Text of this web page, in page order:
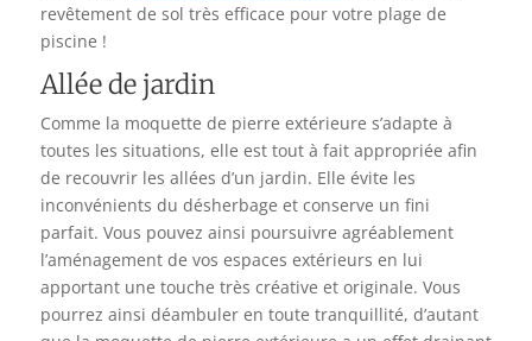
revêtement de sol très efficace pour votre plage de
piscine !
Allée de jardin
Comme la moquette de pierre extérieure s’adapte à
toutes les situations, elle est tout à fait appropriée afin
de recouvrir les allées d’un jardin. Elle évite les
inconvénients du désherbage et conserve un fini
parfait. Vous pouvez ainsi poursuivre agréablement
l’aménagement de vos espaces extérieurs en lui
apportant une touche très créative et originale. Vous
pourrez ainsi déambuler en toute tranquillité, d’autant